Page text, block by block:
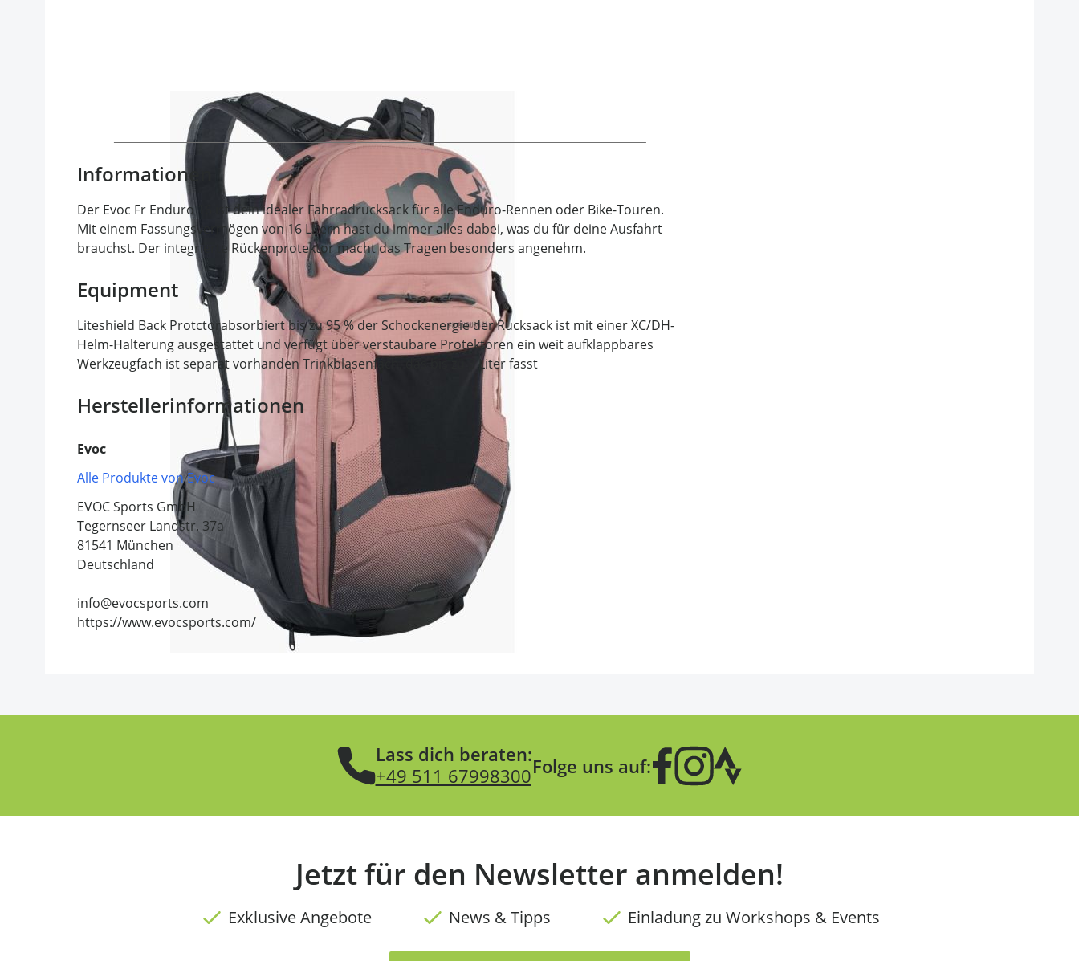
Informationen
Der Evoc Fr Enduro 16 ist dein idealer Fahrradrucksack für alle Enduro-Rennen oder Bike-Touren.
Mit einem Fassungsvermögen von 16 Litern hast du immer alles dabei, was du für deine Ausfahrt
brauchst. Der integrierte Rückenprotektor macht das Tragen besonders angenehm.
Equipment
Liteshield Back Protctorabsorbiert bis zu 95 % der Schockenergie der Rucksack ist mit einer XC/DH-
Helm-Halterung ausgestattet und verfügt über verstaubare Protektoren ein weit aufklappbares
Werkzeugfach ist separat vorhanden Trinkblasenfach, das bis zu 3 Liter fasst
Herstellerinformationen
Evoc
Alle Produkte von Evoc
EVOC Sports GmbH
Tegernseer Landstr. 37a
81541 München
Deutschland
info@evocsports.com
https://www.evocsports.com/
Lass dich beraten:
+49 511 67998300Folge uns auf:
Jetzt für den Newsletter anmelden!
Exklusive Angebote News & Tipps Einladung zu Workshops & Events